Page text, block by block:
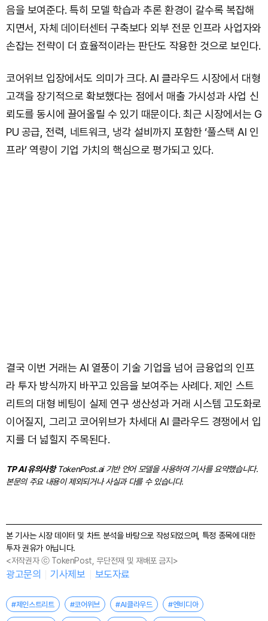
음을 보여준다. 특히 모델 학습과 추론 환경이 갈수록 복잡해
지면서, 자체 데이터센터 구축보다 외부 전문 인프라 사업자와
손잡는 전략이 더 효율적이라는 판단도 작용한 것으로 보인다.
코어위브 입장에서도 의미가 크다. AI 클라우드 시장에서 대형
고객을 장기적으로 확보했다는 점에서 매출 가시성과 사업 신
뢰도를 동시에 끌어올릴 수 있기 때문이다. 최근 시장에서는 G
PU 공급, 전력, 네트워크, 냉각 설비까지 포함한 ‘풀스택 AI 인
프라’ 역량이 기업 가치의 핵심으로 평가되고 있다.
결국 이번 거래는 AI 열풍이 기술 기업을 넘어 금융업의 인프
라 투자 방식까지 바꾸고 있음을 보여주는 사례다. 제인 스트
리트의 대형 베팅이 실제 연구 생산성과 거래 시스템 고도화로
이어질지, 그리고 코어위브가 차세대 AI 클라우드 경쟁에서 입
지를 더 넓힐지 주목된다.
TP AI 유의사항TokenPost.ai 기반 언어 모델을 사용하여 기사를 요약했습니다.
본문의 주요 내용이 제외되거나 사실과 다를 수 있습니다.
본 기사는 시장 데이터 및 차트 분석을 바탕으로 작성되었으며, 특정 종목에 대한
투자 권유가 아닙니다.
<저작권자 ⓒ TokenPost, 무단전재 및 재배포 금지>
광고문의 기사제보 보도자료
#제인스트리트 #코어위브 #AI클라우드 #엔비디아